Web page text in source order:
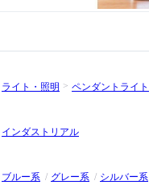
ライト・照明
ペンダントライト
インダストリアル
ブルー系
グレー系 シルバー系